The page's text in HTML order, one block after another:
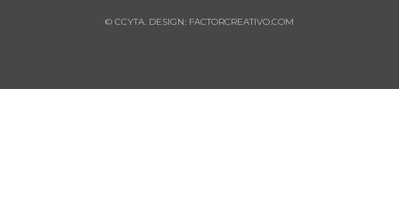
© CCYTA. DESIGN: FACTORCREATIVO.COM